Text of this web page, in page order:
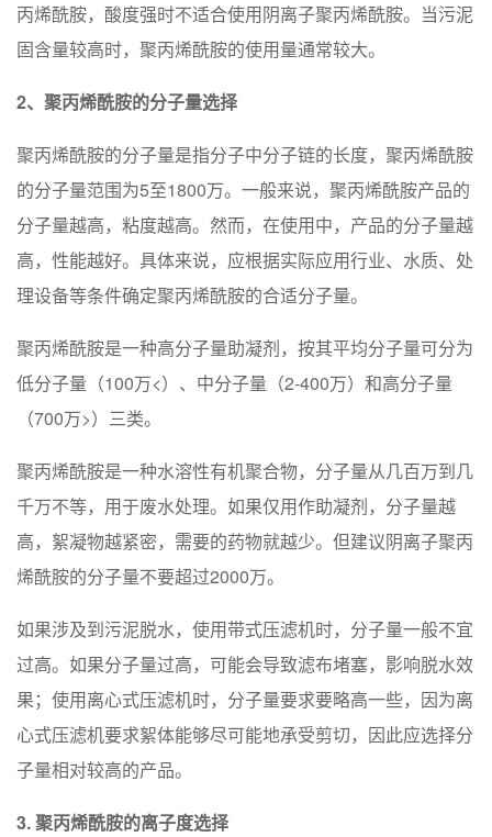
丙烯酰胺，酸度强时不适合使用阴离子聚丙烯酰胺。当污泥
固含量较高时，聚丙烯酰胺的使用量通常较大。
2、聚丙烯酰胺的分子量选择
聚丙烯酰胺的分子量是指分子中分子链的长度，聚丙烯酰胺
的分子量范围为5至1800万。一般来说，聚丙烯酰胺产品的
分子量越高，粘度越高。然而，在使用中，产品的分子量越
高，性能越好。具体来说，应根据实际应用行业、水质、处
理设备等条件确定聚丙烯酰胺的合适分子量。
聚丙烯酰胺是一种高分子量助凝剂，按其平均分子量可分为
低分子量（100万<）、中分子量（2-400万）和高分子量
（700万>）三类。
聚丙烯酰胺是一种水溶性有机聚合物，分子量从几百万到几
千万不等，用于废水处理。如果仅用作助凝剂，分子量越
高，絮凝物越紧密，需要的药物就越少。但建议阴离子聚丙
烯酰胺的分子量不要超过2000万。
如果涉及到污泥脱水，使用带式压滤机时，分子量一般不宜
过高。如果分子量过高，可能会导致滤布堵塞，影响脱水效
果；使用离心式压滤机时，分子量要求要略高一些，因为离
心式压滤机要求絮体能够尽可能地承受剪切，因此应选择分
子量相对较高的产品。
3. 聚丙烯酰胺的离子度选择